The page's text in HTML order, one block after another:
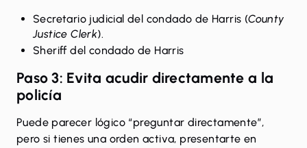
Secretario judicial del condado de Harris (County
Justice Clerk).
Sheriff del condado de Harris
Paso 3: Evita acudir directamente a la
policía
Puede parecer lógico “preguntar directamente”,
pero si tienes una orden activa, presentarte en